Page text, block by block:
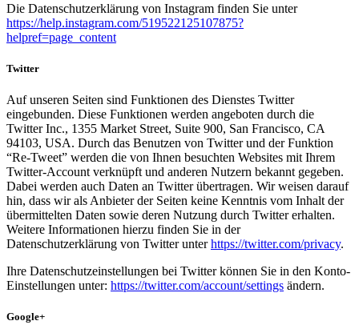
Die Datenschutzerklärung von Instagram finden Sie unter
https://help.instagram.com/519522125107875?
helpref=page_content
Twitter
Auf unseren Seiten sind Funktionen des Dienstes Twitter
eingebunden. Diese Funktionen werden angeboten durch die
Twitter Inc., 1355 Market Street, Suite 900, San Francisco, CA
94103, USA. Durch das Benutzen von Twitter und der Funktion
“Re-Tweet” werden die von Ihnen besuchten Websites mit Ihrem
Twitter-Account verknüpft und anderen Nutzern bekannt gegeben.
Dabei werden auch Daten an Twitter übertragen. Wir weisen darauf
hin, dass wir als Anbieter der Seiten keine Kenntnis vom Inhalt der
übermittelten Daten sowie deren Nutzung durch Twitter erhalten.
Weitere Informationen hierzu finden Sie in der
Datenschutzerklärung von Twitter unterhttps://twitter.com/privacy.
Ihre Datenschutzeinstellungen bei Twitter können Sie in den Konto-
Einstellungen unter: https://twitter.com/account/settings ändern.
Google+